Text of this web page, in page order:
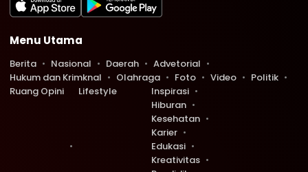
Menu Utama
Berita Nasional Daerah
Advetorial
Hukum dan Krimknal
Olahraga Foto Video
Politik
Ruang Opini
Lifestyle
Inspirasi
Hiburan
Kesehatan
Karier
Edukasi
Kreativitas